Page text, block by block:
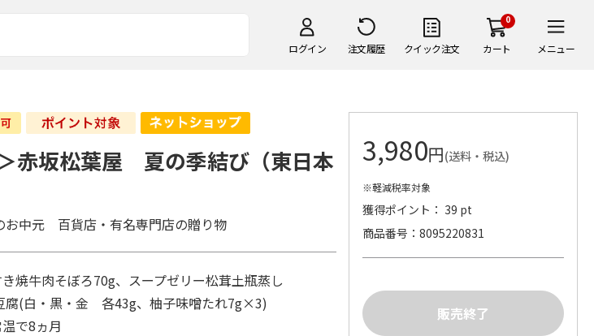
ログイン 注文履歴 クイック注文
0
カート メニュー
赤坂松葉屋 夏の季結び（東日本
お中元 百貨店・有名専門店の贈り物
焼牛肉そぼろ70g、スープゼリー松茸土瓶蒸し
腐(白・黒・金 各43g、柚子味噌たれ7g×3)
で8ヵ月
3,980円(送料・税込)
※軽減税率対象
獲得ポイント： 39 pt
商品番号
8095220831